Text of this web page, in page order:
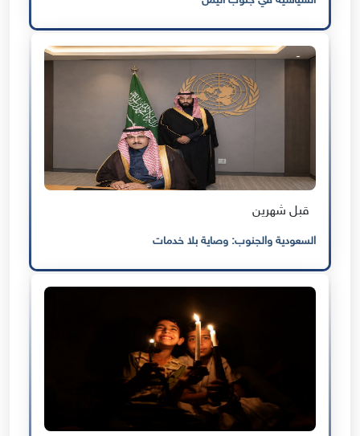
قبل شهرين
السعودية والجنوب: وصاية بلا خدمات